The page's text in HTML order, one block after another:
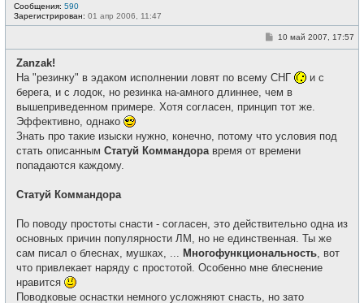
и
Сообщения: 590
Зарегистрирован: 01 апр 2006, 11:47
С
щ
н
и
10 май 2007, 17:57
Zanzak!
На "резинку" в эдаком исполнении ловят по всему СНГ
и с
берега, и с лодок, но резинка на-амного длиннее, чем в
вышеприведенном примере. Хотя согласен, принцип тот же.
Эффективно, однако
Знать про такие изыски нужно, конечно, потому что условия под
стать описанным Статуй Коммандора время от времени
попадаются каждому.
Статуй Коммандора
По поводу простоты снасти - согласен, это действительно одна из
основных причин популярности ЛМ, но не единственная. Ты же
сам писал о блеснах, мушках, ... Многофункциональность , вот
что привлекает наряду с простотой. Особенно мне блеснение
нравится
Поводковые оснастки немного усложняют снасть, но зато